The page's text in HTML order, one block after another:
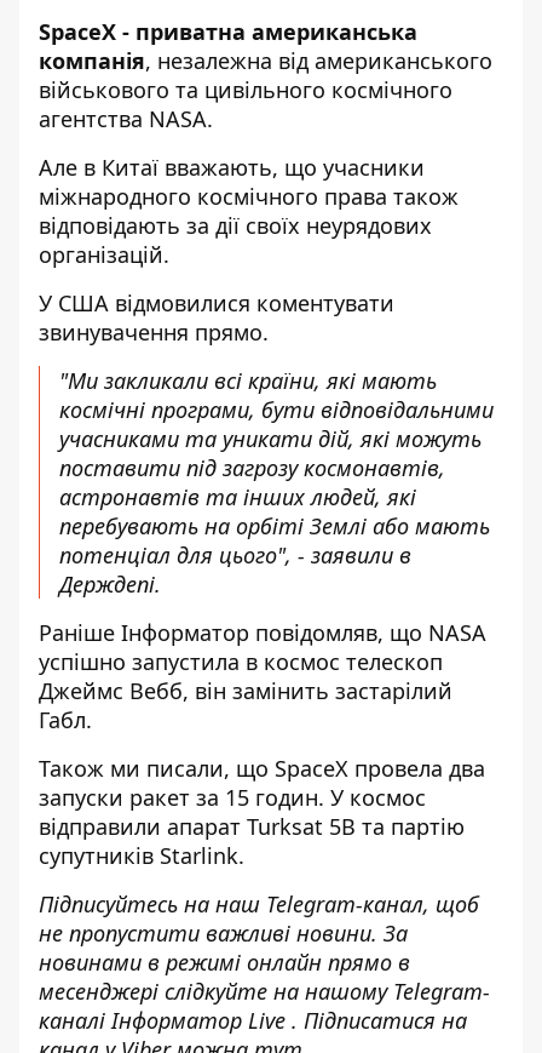
SpaceX - приватна американська
компанія, незалежна від американського
військового та цивільного космічного
агентства NASA.
Але в Китаї вважають, що учасники
міжнародного космічного права також
відповідають за дії своїх неурядових
організацій.
У США відмовилися коментувати
звинувачення прямо.
"Ми закликали всі країни, які мають
космічні програми, бути відповідальними
учасниками та уникати дій, які можуть
поставити під загрозу космонавтів,
астронавтів та інших людей, які
перебувають на орбіті Землі або мають
потенціал для цього", - заявили в
Держдепі.
Раніше Інформатор повідомляв, що NASA
успішно запустила в космос телескоп
Джеймс Вебб, він замінить застарілий
Габл.
Також ми писали, що SpaceX провела два
запуски ракет за 15 годин. У космос
відправили апарат Turksat 5B та партію
супутників Starlink.
Підписуйтесь на наш Telegram-канал, щоб
не пропустити важливі новини. За
новинами в режимі онлайн прямо в
месенджері слідкуйте на нашому Telegram-
каналіІнформатор Live . Підписатися на